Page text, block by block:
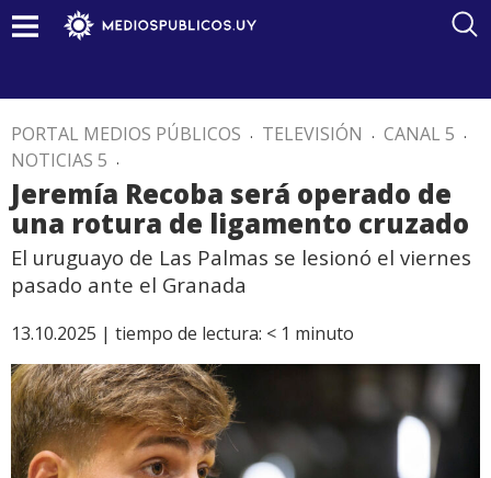
PORTAL MEDIOS PÚBLICOS . TELEVISIÓN . CANAL 5 .
NOTICIAS 5 .
Jeremía Recoba será operado de
una rotura de ligamento cruzado
El uruguayo de Las Palmas se lesionó el viernes
pasado ante el Granada
13.10.2025 | tiempo de lectura: < 1 minuto